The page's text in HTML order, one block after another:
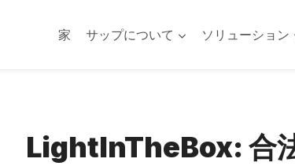
家 サップについて ソリューション
LightInTheBox: 合